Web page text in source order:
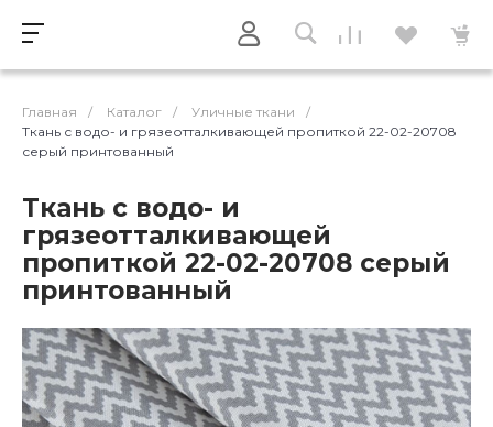
Главная / Каталог / Уличные ткани
/
Ткань с водо- и грязеотталкивающей пропиткой 22-02-20708
серый принтованный
Ткань с водо- и
грязеотталкивающей
пропиткой 22-02-20708 серый
принтованный